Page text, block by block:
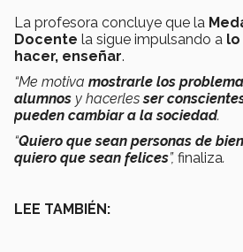
La profesora concluye que la
Docente la sigue impulsando a lo
hacer, enseñar.
“Me motiva mostrarle los
alumnos y hacerlesser
pueden cambiar a la sociedad.
“Quiero que sean personas de bien
quiero que sean felices”, finaliza.
LEE TAMBIÉN: